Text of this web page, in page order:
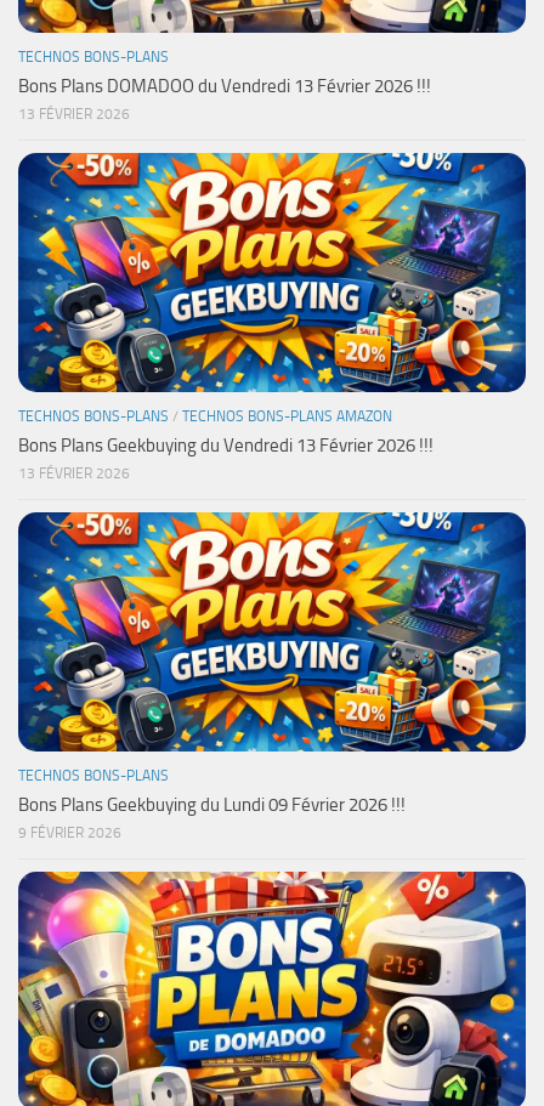
TECHNOS BONS-PLANS
Bons Plans DOMADOO du Vendredi 13 Février 2026 !!!
13 FÉVRIER 2026
TECHNOS BONS-PLANS / TECHNOS BONS-PLANS AMAZON
Bons Plans Geekbuying du Vendredi 13 Février 2026 !!!
13 FÉVRIER 2026
TECHNOS BONS-PLANS
Bons Plans Geekbuying du Lundi 09 Février 2026 !!!
9 FÉVRIER 2026